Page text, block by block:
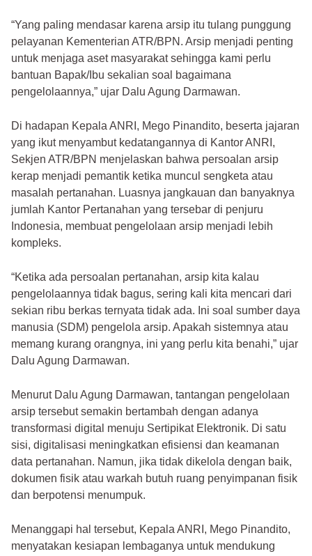
“Yang paling mendasar karena arsip itu tulang punggung
pelayanan Kementerian ATR/BPN. Arsip menjadi penting
untuk menjaga aset masyarakat sehingga kami perlu
bantuan Bapak/Ibu sekalian soal bagaimana
pengelolaannya,” ujar Dalu Agung Darmawan.
Di hadapan Kepala ANRI, Mego Pinandito, beserta jajaran
yang ikut menyambut kedatangannya di Kantor ANRI,
Sekjen ATR/BPN menjelaskan bahwa persoalan arsip
kerap menjadi pemantik ketika muncul sengketa atau
masalah pertanahan. Luasnya jangkauan dan banyaknya
jumlah Kantor Pertanahan yang tersebar di penjuru
Indonesia, membuat pengelolaan arsip menjadi lebih
kompleks.
“Ketika ada persoalan pertanahan, arsip kita kalau
pengelolaannya tidak bagus, sering kali kita mencari dari
sekian ribu berkas ternyata tidak ada. Ini soal sumber daya
manusia (SDM) pengelola arsip. Apakah sistemnya atau
memang kurang orangnya, ini yang perlu kita benahi,” ujar
Dalu Agung Darmawan.
Menurut Dalu Agung Darmawan, tantangan pengelolaan
arsip tersebut semakin bertambah dengan adanya
transformasi digital menuju Sertipikat Elektronik. Di satu
sisi, digitalisasi meningkatkan efisiensi dan keamanan
data pertanahan. Namun, jika tidak dikelola dengan baik,
dokumen fisik atau warkah butuh ruang penyimpanan fisik
dan berpotensi menumpuk.
Menanggapi hal tersebut, Kepala ANRI, Mego Pinandito,
menyatakan kesiapan lembaganya untuk mendukung